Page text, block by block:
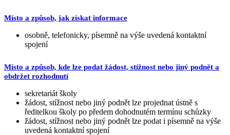
Místo a způsob, jak získat informace
osobně, telefonicky, písemně na výše uvedená kontaktní
spojení
Místo a způsob, kde lze podat žádost, stížnost nebo jiný podnět a
obdržet rozhodnutí
sekretariát školy
žádost, stížnost nebo jiný podnět lze projednat ústně s
ředitelkou školy po předem dohodnutém termínu schůzky
žádost, stížnost nebo jiný podnět lze podat i písemně na výše
uvedená kontaktní spojení